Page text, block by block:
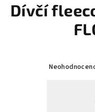
Dívčí
Průměrné